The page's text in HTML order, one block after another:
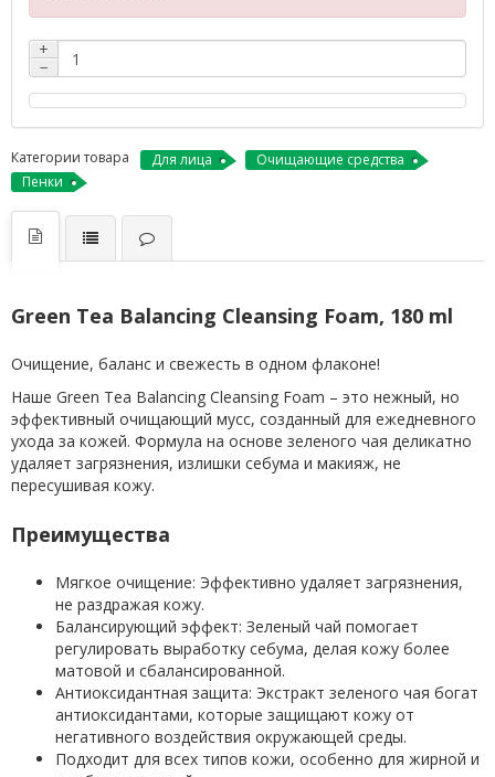
+
−
Категории товара Для лица
Очищающие средства
Пенки
Green Tea Balancing Cleansing Foam, 180 ml
Очищение, баланс и свежесть в одном флаконе!
Наше Green Tea Balancing Cleansing Foam – это нежный, но
эффективный очищающий мусс, созданный для ежедневного
ухода за кожей. Формула на основе зеленого чая деликатно
удаляет загрязнения, излишки себума и макияж, не
пересушивая кожу.
Преимущества
Мягкое очищение: Эффективно удаляет загрязнения,
не раздражая кожу.
Балансирующий эффект: Зеленый чай помогает
регулировать выработку себума, делая кожу более
матовой и сбалансированной.
Антиоксидантная защита: Экстракт зеленого чая богат
антиоксидантами, которые защищают кожу от
негативного воздействия окружающей среды.
Подходит для всех типов кожи, особенно для жирной и